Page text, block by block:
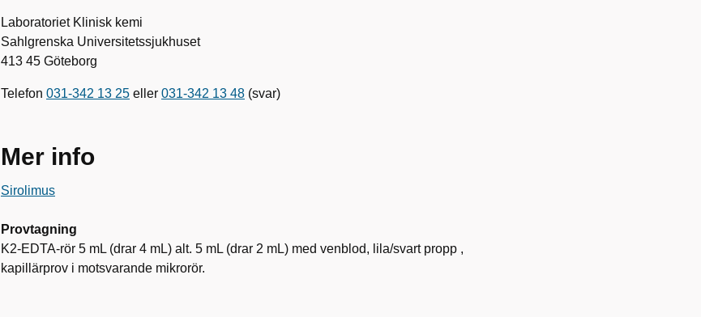
Laboratoriet Klinisk kemi
Sahlgrenska Universitetssjukhuset
413 45 Göteborg
Telefon 031-342 13 25 eller 031-342 13 48 (svar)
Mer info
Sirolimus
Provtagning
K2-EDTA-rör 5 mL (drar 4 mL) alt. 5 mL (drar 2 mL) med venblod, lila/svart propp ,
kapillärprov i motsvarande mikrorör.